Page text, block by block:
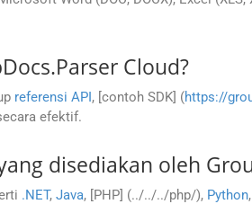
Cloud?
referensi API, [contoh SDK] (https://
efektif.
disediakan oleh
.NET, Java, [PHP] (../../../php/), Python,